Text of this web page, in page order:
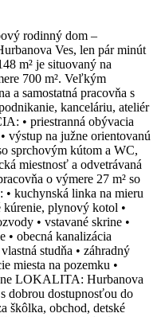
rodinný dom –
Ves, len pár minút
m² je situovaný na
700 m². Veľkým
a samostatná pracovňa s
kanceláriu, ateliér
• priestranná obývacia
výstup na južne orientovanú
sprchovým kútom a WC,
miestnosť a odvetrávaná
o výmere 27 m² so
kuchynská linka na mieru
plynový kotol •
• vstavané skrine •
• obecná kanalizácia
studňa • záhradný
miesta na pozemku •
LOKALITA: Hurbanova
dobrou dostupnosťou do
škôlka, obchod, detské